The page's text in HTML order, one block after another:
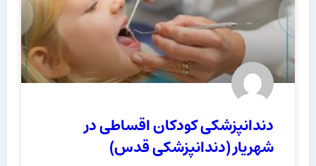
دندانپزشکی کودکان اقساطی در
شهریار (دندانپزشکی قدس)